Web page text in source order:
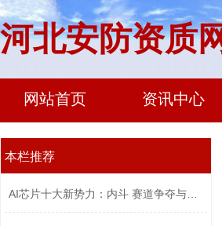
河北安防资质
网站首页 资讯中心
本栏推荐